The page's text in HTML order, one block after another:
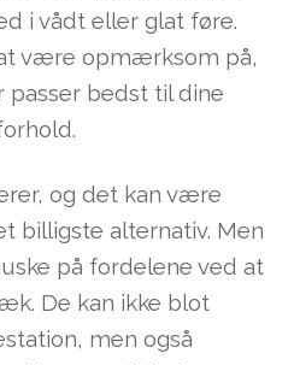
i vådt eller glat føre.
være opmærksom på,
bedst til dine
og det kan være
billigste alternativ. Men
på fordelene ved at
De kan ikke blot
men også